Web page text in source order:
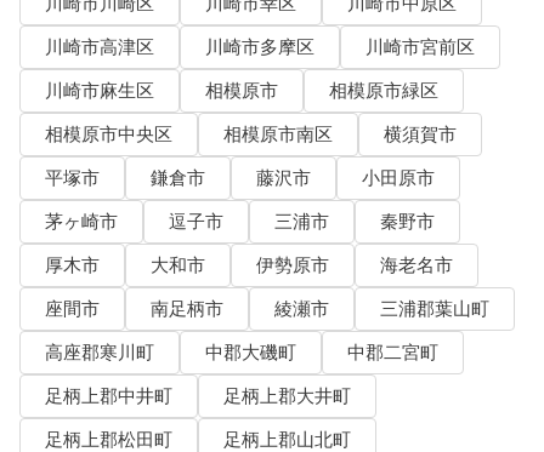
川崎市高津区
川崎市多摩区
川崎市宮前区
川崎市麻生区
相模原市
相模原市緑区
相模原市中央区
相模原市南区
横須賀市
平塚市
鎌倉市 藤沢市
小田原市
茅ヶ崎市
逗子市 三浦市
秦野市
厚木市
大和市 伊勢原市
海老名市
座間市
南足柄市 綾瀬市
三浦郡葉山町
高座郡寒川町
中郡大磯町
中郡二宮町
足柄上郡中井町
足柄上郡大井町
足柄上郡松田町
足柄上郡山北町